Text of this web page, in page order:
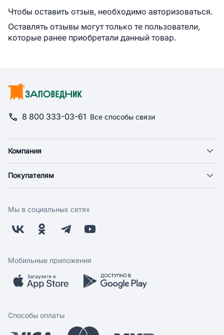
Чтобы оставить отзыв, необходимо авторизоваться.
Оставлять отзывы могут только те пользователи,
которые ранее приобретали данный товар.
8 800 333-03-61 Все способы связи
Компания
Новости
Поставщикам
Заводчикам
Обратная связь
Покупателям
Оплата
Бонусная программа
Скидки и акции
Мобильное приложение
Мы в социальных сетях
Мобильные приложения
Способы оплаты